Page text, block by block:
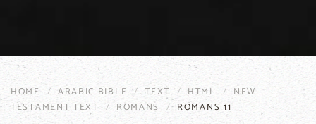
HOME ARABIC BIBLE TEXT HTML
NEW
TESTAMENT TEXT
ROMANS ROMANS 11